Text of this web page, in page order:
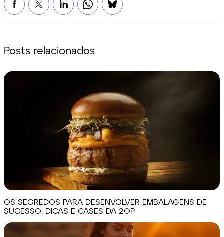
Posts relacionados
OS SEGREDOS PARA DESENVOLVER EMBALAGENS DE
SUCESSO: DICAS E CASES DA 2OP